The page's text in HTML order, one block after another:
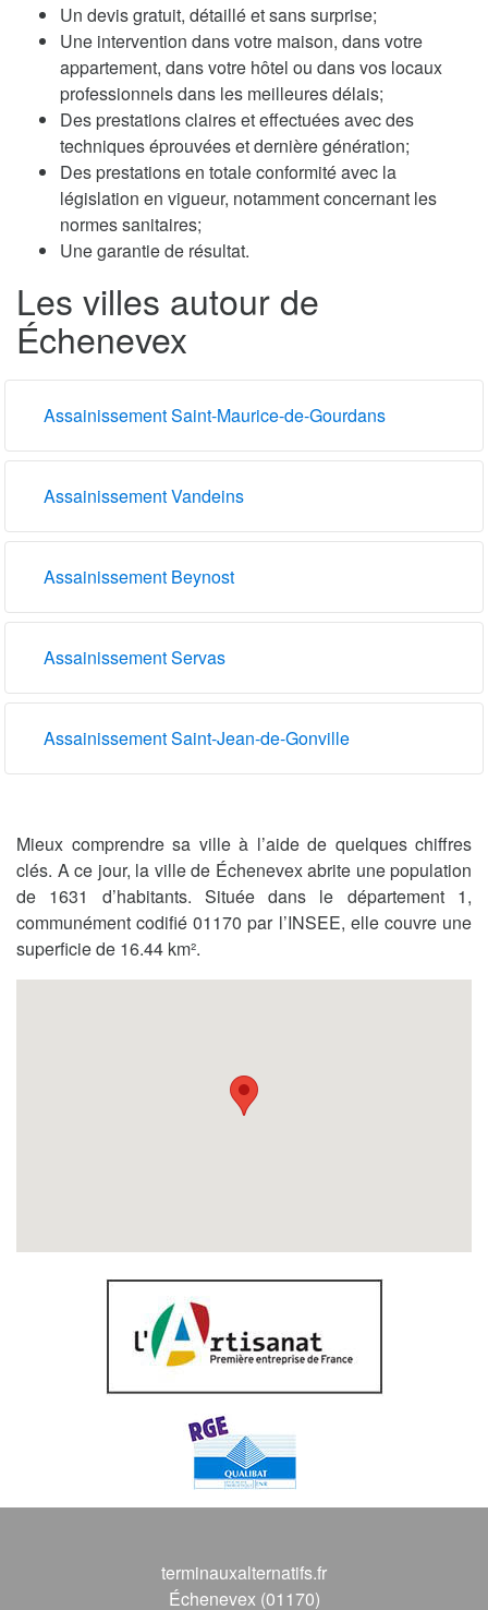
Un devis gratuit, détaillé et sans surprise;
Une intervention dans votre maison, dans votre
appartement, dans votre hôtel ou dans vos locaux
professionnels dans les meilleures délais;
Des prestations claires et effectuées avec des
techniques éprouvées et dernière génération;
Des prestations en totale conformité avec la
législation en vigueur, notamment concernant les
normes sanitaires;
Une garantie de résultat.
Les villes autour de
Échenevex
Assainissement Saint-Maurice-de-Gourdans
Assainissement Vandeins
Assainissement Beynost
Assainissement Servas
Assainissement Saint-Jean-de-Gonville
Mieux comprendre sa ville à l’aide de quelques chiffres
clés. A ce jour, la ville de Échenevex abrite une population
de 1631 d’habitants. Située dans le département 1,
communément codifié 01170 par l’INSEE, elle couvre une
superficie de 16.44 km².
terminauxalternatifs.fr
Échenevex (01170)